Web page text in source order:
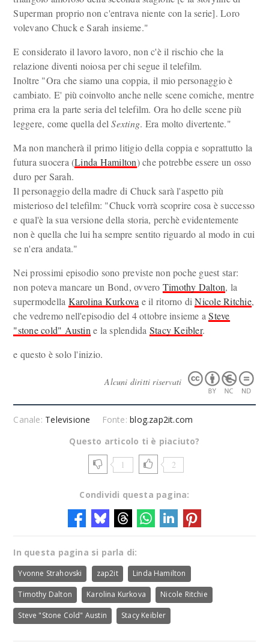
Superman proprio non c'entrava niente con la serie]. Loro
volevano Chuck e Sarah insieme."
E considerato il lavoro lavoro, non c'è il rischio che la
relazione diventi noiosa per chi segue il telefilm.
Inoltre "Ora che siamo una coppia, il mio personaggio è
cambiato. E' più coinvolto anche nelle scene comiche, mentre
prima era la parte seria del telefilm. Ora ho delle scene più
leggere, come quella delSexting. Era molto divertente."
Ma non mancherà il primo litigio della coppia e soprattutto la
futura suocera (Linda Hamilton) che potrebbe essere un osso
duro per Sarah.
Il personaggio della madre di Chuck sarà l'aspetto più
misterioso del telefilm: "Chuck vorrà scoprire cosa è successo
e qual'è la sua versione della storia, perchè evidentemente
non è quella che lui ha sempre sentito riguardo al modo in cui
se n'era andata."
Nei prossimi episodio sono previste non poche guest star:
non poteva mancare un Bond, ovvero Timothy Dalton, la
supermodella Karolina Kurkova e il ritorno diNicole Ritchie,
che vedremo nell'episodio del 4 ottobre insieme aSteve
"stone cold" Austin e la splendida Stacy Keibler.
e questo è solo l'inizio.
Alcuni diritti riservati
Canale: Televisione Fonte:blog.zap2it.com
Questo articolo ti è piaciuto?
1 2
Condividi questa pagina:
In questa pagina si parla di:
Yvonne Strahovski zap2it Linda Hamilton
Timothy Dalton Karolina Kurkova Nicole Ritchie
Steve "Stone Cold" Austin Stacy Keibler